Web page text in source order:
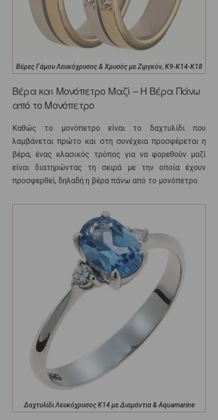
Βέρες Γάμου Λευκόχρυσος & Χρυσός με Ζιργκόν, Κ9-Κ14-Κ18
Βέρα και Μονόπετρο Μαζί – Η Βέρα Πάνω
από το Μονόπετρο
Καθώς το μονόπετρο είναι το δαχτυλίδι που
λαμβάνεται πρώτο και στη συνέχεια προσφέρεται η
βέρα, ένας κλασικός τρόπος για να φορεθούν μαζί
είναι διατηρώντας τη σειρά με την οποία έχουν
προσφερθεί, δηλαδή η βέρα πάνω από το μονόπετρο.
Δαχτυλίδι Λευκόχρυσος Κ14 με Διαμάντια & Aquamarine